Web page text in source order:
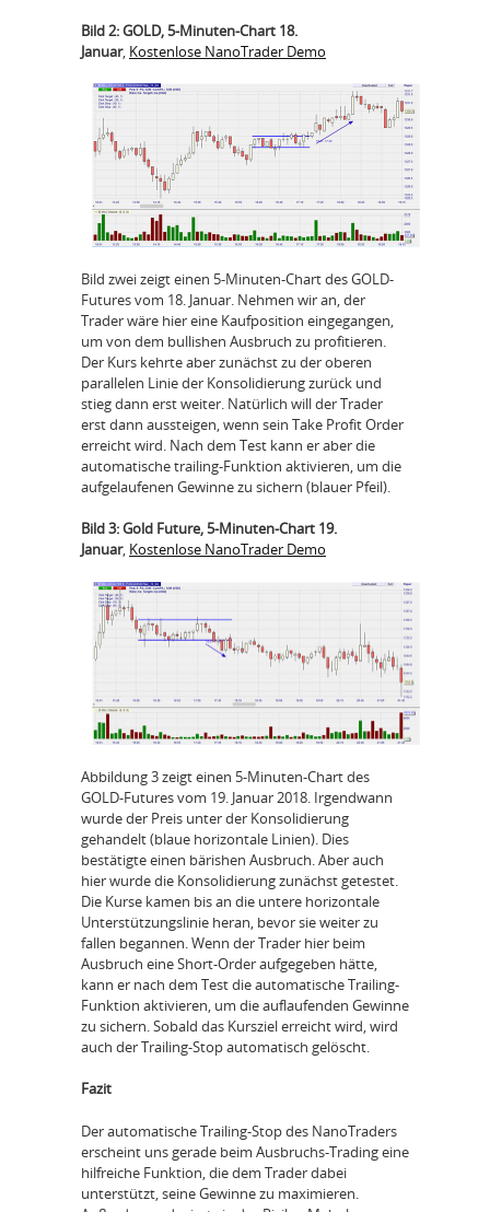
Bild 2: GOLD, 5-Minuten-Chart 18.
Januar, Kostenlose NanoTrader Demo
Bild zwei zeigt einen 5-Minuten-Chart des GOLD-
Futures vom 18. Januar. Nehmen wir an, der
Trader wäre hier eine Kaufposition eingegangen,
um von dem bullishen Ausbruch zu profitieren.
Der Kurs kehrte aber zunächst zu der oberen
parallelen Linie der Konsolidierung zurück und
stieg dann erst weiter. Natürlich will der Trader
erst dann aussteigen, wenn sein Take Profit Order
erreicht wird. Nach dem Test kann er aber die
automatische trailing-Funktion aktivieren, um die
aufgelaufenen Gewinne zu sichern (blauer Pfeil).
Bild 3: Gold Future, 5-Minuten-Chart 19.
Januar, Kostenlose NanoTrader Demo
Abbildung 3 zeigt einen 5-Minuten-Chart des
GOLD-Futures vom 19. Januar 2018. Irgendwann
wurde der Preis unter der Konsolidierung
gehandelt (blaue horizontale Linien). Dies
bestätigte einen bärishen Ausbruch. Aber auch
hier wurde die Konsolidierung zunächst getestet.
Die Kurse kamen bis an die untere horizontale
Unterstützungslinie heran, bevor sie weiter zu
fallen begannen. Wenn der Trader hier beim
Ausbruch eine Short-Order aufgegeben hätte,
kann er nach dem Test die automatische Trailing-
Funktion aktivieren, um die auflaufenden Gewinne
zu sichern. Sobald das Kursziel erreicht wird, wird
auch der Trailing-Stop automatisch gelöscht.
Fazit
Der automatische Trailing-Stop des NanoTraders
erscheint uns gerade beim Ausbruchs-Trading eine
hilfreiche Funktion, die dem Trader dabei
unterstützt, seine Gewinne zu maximieren.